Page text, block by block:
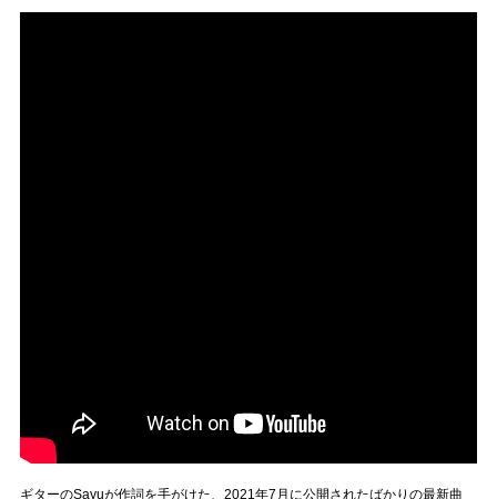
ギターのSayuが作詞を手がけた、2021年7月に公開されたばかりの最新曲